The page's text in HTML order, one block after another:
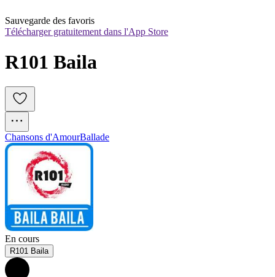
Sauvegarde des favoris
Télécharger gratuitement dans l'App Store
R101 Baila
Chansons d'AmourBallade
En cours
R101 Baila